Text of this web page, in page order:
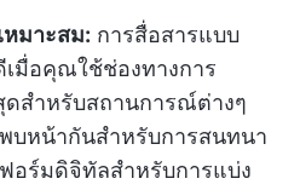
หมาะสม: การสื่อสารแบบ
มื่อคุณใช้ช่องทางการ
ดสำหรับสถานการณ์ต่างๆ
บหน้ากันสำหรับการสนทนา
ร์มดิจิทัลสำหรับการแบ่ง